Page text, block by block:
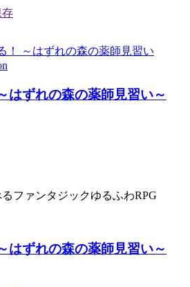
はずれの森の薬師見習い～
ファンタジックゆるふわRPG
はずれの森の薬師見習い～